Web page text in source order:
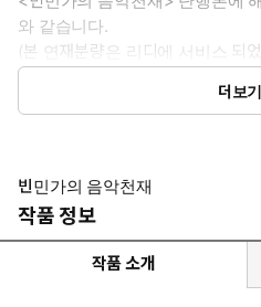
와 같습니다.
(본 연재분량은 리디에 서비스 되
연재화수와는 차이가 있을 수 있습
더보기
빈민가의 음악천재
작품 정보
작품 소개